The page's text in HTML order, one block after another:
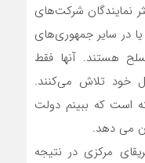
نمایندگان شرکت‌های
در سایر جمهوری‌های
هستند. آنها فقط
خود تلاش می‌کنند.
است که ببینم دولت
می دهد.
مرکزی در نتیجه